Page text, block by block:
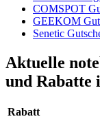
COMSPOT
GEEKOM
Senetic
Aktuelle
und Rabatte
Rabatt